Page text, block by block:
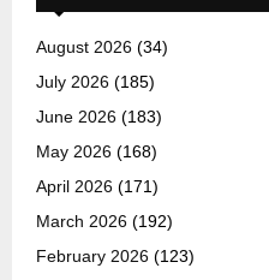
August 2026 (34)
July 2026 (185)
June 2026 (183)
May 2026 (168)
April 2026 (171)
March 2026 (192)
February 2026 (123)